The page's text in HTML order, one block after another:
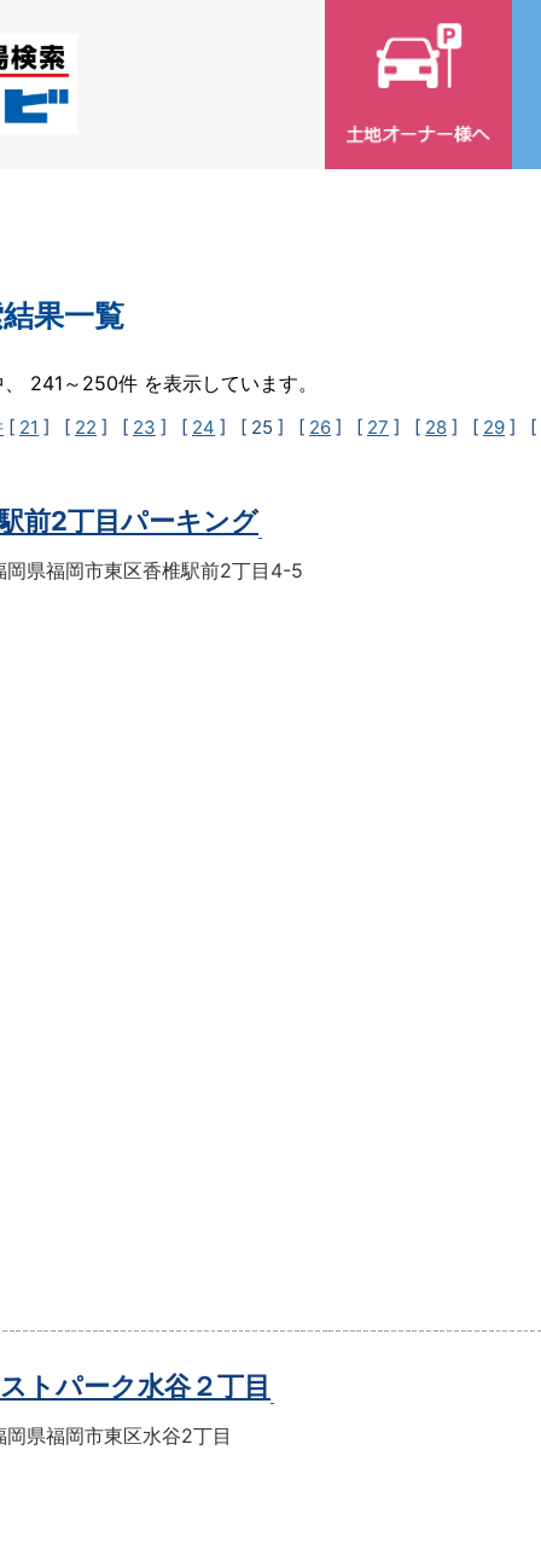
果一覧
241～250件 を表示しています。
[ 21 ] [ 22 ] [ 23 ] [ 24 ] [ 25 ] [ 26 ] [ 27 ] [ 28 ] [ 29 ] [
前2丁目パーキング
岡県福岡市東区香椎駅前2丁目4-5
トパーク水谷２丁目
岡県福岡市東区水谷2丁目